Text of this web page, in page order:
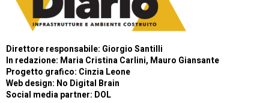
Direttore responsabile: Giorgio Santilli
In redazione: Maria Cristina Carlini, Mauro Giansante
Progetto grafico: Cinzia Leone
Web design: No Digital Brain
Social media partner: DOL